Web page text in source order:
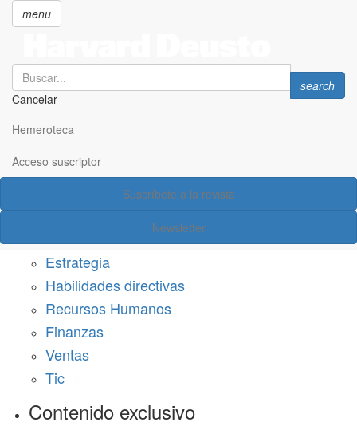
principal
menu
Search
Cancelar
Search
search
Hemeroteca
Acceso suscriptor
Suscríbete a la revista
Newsletter
Acceso suscriptor
Estrategia
Habilidades directivas
Recursos Humanos
Finanzas
Ventas
Tic
Contenido exclusivo